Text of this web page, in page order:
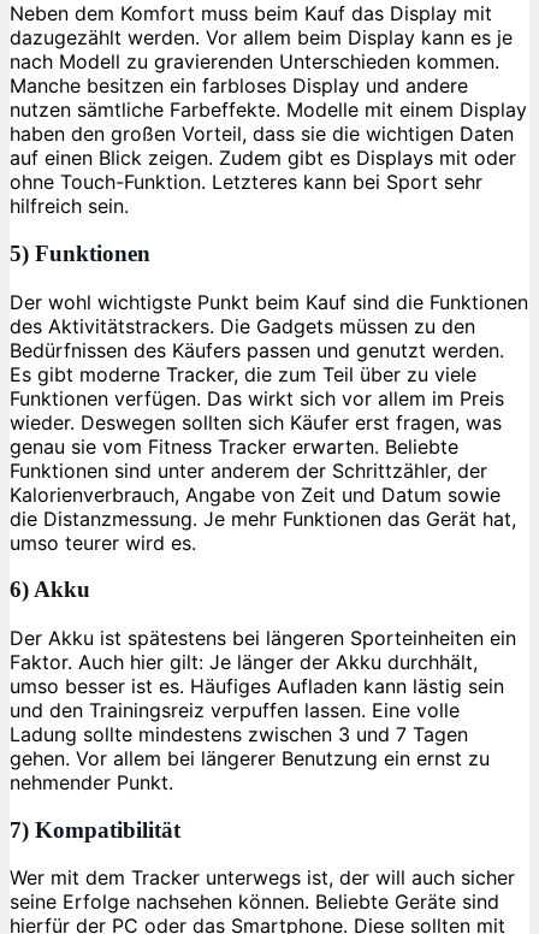
Neben dem Komfort muss beim Kauf das Display mit
dazugezählt werden. Vor allem beim Display kann es je
nach Modell zu gravierenden Unterschieden kommen.
Manche besitzen ein farbloses Display und andere
nutzen sämtliche Farbeffekte. Modelle mit einem Display
haben den großen Vorteil, dass sie die wichtigen Daten
auf einen Blick zeigen. Zudem gibt es Displays mit oder
ohne Touch-Funktion. Letzteres kann bei Sport sehr
hilfreich sein.
5) Funktionen
Der wohl wichtigste Punkt beim Kauf sind die Funktionen
des Aktivitätstrackers. Die Gadgets müssen zu den
Bedürfnissen des Käufers passen und genutzt werden.
Es gibt moderne Tracker, die zum Teil über zu viele
Funktionen verfügen. Das wirkt sich vor allem im Preis
wieder. Deswegen sollten sich Käufer erst fragen, was
genau sie vom Fitness Tracker erwarten. Beliebte
Funktionen sind unter anderem der Schrittzähler, der
Kalorienverbrauch, Angabe von Zeit und Datum sowie
die Distanzmessung. Je mehr Funktionen das Gerät hat,
umso teurer wird es.
6) Akku
Der Akku ist spätestens bei längeren Sporteinheiten ein
Faktor. Auch hier gilt: Je länger der Akku durchhält,
umso besser ist es. Häufiges Aufladen kann lästig sein
und den Trainingsreiz verpuffen lassen. Eine volle
Ladung sollte mindestens zwischen 3 und 7 Tagen
gehen. Vor allem bei längerer Benutzung ein ernst zu
nehmender Punkt.
7) Kompatibilität
Wer mit dem Tracker unterwegs ist, der will auch sicher
seine Erfolge nachsehen können. Beliebte Geräte sind
hierfür der PC oder das Smartphone. Diese sollten mit